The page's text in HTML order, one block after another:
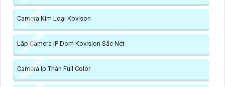
Camera Kim Loại Kbvison
Lắp Camera IP Dom Kbvision Sắc Nét
Camera Ip Thân Full Color